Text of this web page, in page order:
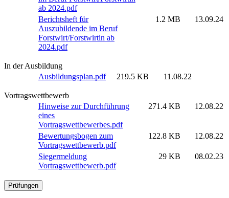
ab 2024.pdf
Berichtsheft für
Auszubildende im Beruf
Forstwirt/Forstwirtin ab
2024.pdf
1.2 MB 13.09.24
In der Ausbildung
Ausbildungsplan.pdf
219.5 KB 11.08.22
Vortragswettbewerb
Hinweise zur Durchführung
eines
Vortragswettbewerbes.pdf
271.4 KB 12.08.22
Bewertungsbogen zum
Vortragswettbewerb.pdf
122.8 KB 12.08.22
Siegermeldung
Vortragswettbewerb.pdf
29 KB 08.02.23
Prüfungen